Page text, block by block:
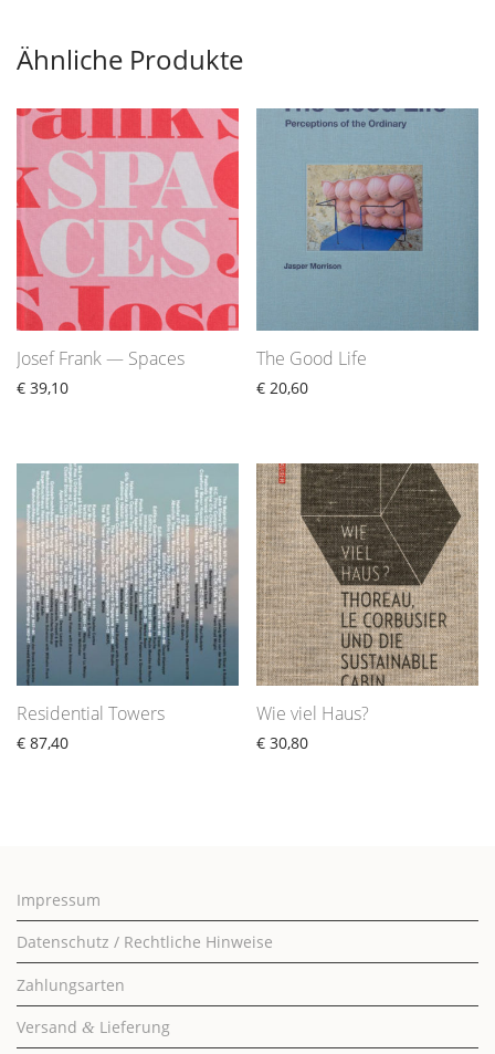
Ähnliche Produkte
Josef Frank — Spaces
€ 39,10
The Good Life
€ 20,60
Residential Towers
€ 87,40
Wie viel Haus?
€ 30,80
Impressum
Datenschutz / Rechtliche Hinweise
Zahlungsarten
Versand & Lieferung